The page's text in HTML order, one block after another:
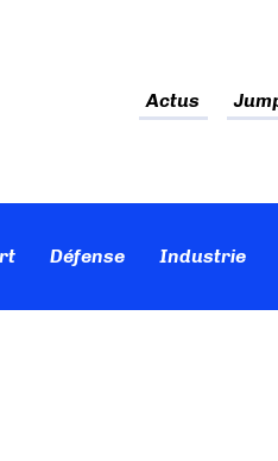
Actus
Défense Industrie